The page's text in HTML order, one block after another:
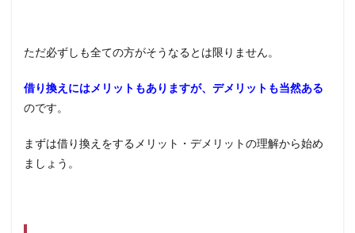
ただ必ずしも全ての方がそうなるとは限りません。
借り換えにはメリットもありますが、デメリットも当然ある
のです。
まずは借り換えをするメリット・デメリットの理解から始め
ましょう。